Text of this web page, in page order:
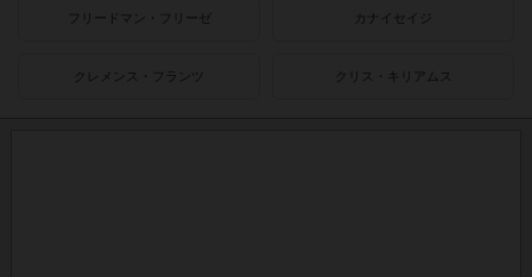
フリードマン・フリーゼ カナイセイジ
クレメンス・フランツ クリス・キリアムス